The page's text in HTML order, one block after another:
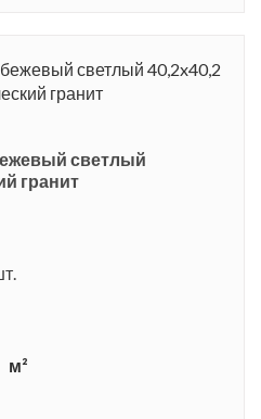
светлый
гранит
м²